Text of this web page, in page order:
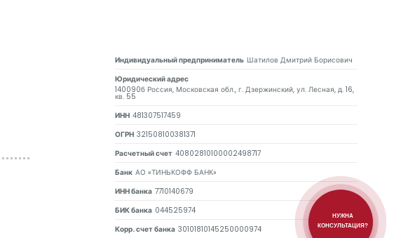
Индивидуальный предприниматель Шатилов Дмитрий Борисович
Юридический адрес
140090б Россия, Московская обл., г. Дзержинский, ул. Лесная, д. 16,
кв. 55
ИНН 481307517459
ОГРН 321508100381371
Расчетный счет 40802810100002498717
Банк АО «ТИНЬКОФФ БАНК»
ИНН банка 7710140679
БИК банка 044525974
Корр. счет банка 30101810145250000974
НУЖНА
КОНСУЛЬТАЦИЯ?